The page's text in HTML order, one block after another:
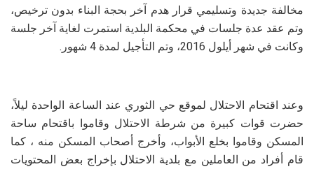
مخالفة جديدة وتسليمي قرار هدم آخر بحجة البناء بدون ترخيص،
وتم عقد عدة جلسات في محكمة البلدية استمرت لغاية آخر جلسة
وكانت في شهر أيلول 2016، وتم التأجيل لمدة 4 شهور.
وعند اقتحام الاحتلال لموقع حي الثوري عند الساعة الواحدة ليلاً،
حضرت قوات كبيرة من شرطة الاحتلال وقاموا باقتحام ساحة
المسكن وقاموا بخلع الأبواب، وأخرج أصحاب المسكن منه ، كما
قام أفراد من العاملين مع بلدية الاحتلال بإخراج بعض المحتويات